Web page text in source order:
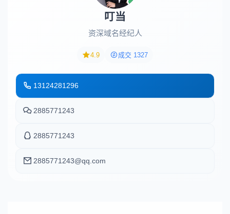
叮当
资深域名经纪人
4.9 成交 1327
13124281296
2885771243
2885771243
2885771243@qq.com